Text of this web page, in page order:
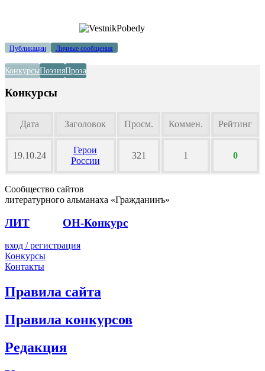
Публикации Личные сообщения
КонкурсыПоэзияПроза
Конкурсы
Дата Заголовок Просм. Коммен. Рейтинг
19.10.24
Герои
России
321 1 0
Сообщество сайтов
литературного альманаха «Гражданинъ»
ЛИТ ОН-Конкурс
вход / регистрация
Конкурсы
Контакты
Правила сайта
Правила конкурсов
Редакция